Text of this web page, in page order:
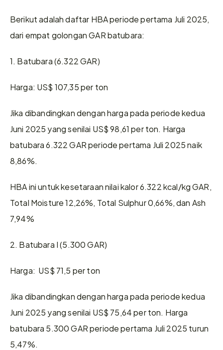
Berikut adalah daftar HBA periode pertama Juli 2025,
dari empat golongan GAR batubara:
1. Batubara (6.322 GAR)
Harga: US$ 107,35 per ton
Jika dibandingkan dengan harga pada periode kedua
Juni 2025 yang senilai US$ 98,61 per ton. Harga
batubara 6.322 GAR periode pertama Juli 2025 naik
8,86%.
HBA ini untuk kesetaraan nilai kalor 6.322 kcal/kg GAR,
Total Moisture 12,26%, Total Sulphur 0,66%, dan Ash
7,94%
2. Batubara I (5.300 GAR)
Harga:  US$ 71,5 per ton
Jika dibandingkan dengan harga pada periode kedua
Juni 2025 yang senilai US$ 75,64 per ton. Harga
batubara 5.300 GAR periode pertama Juli 2025 turun
5,47%.